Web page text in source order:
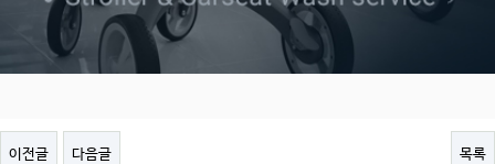
이전글 다음글 목록